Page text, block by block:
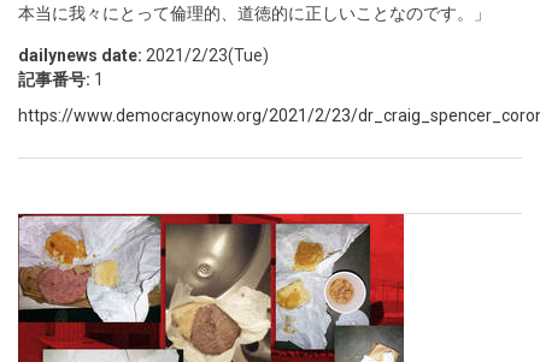
本当に我々にとって倫理的、道徳的に正しいことなのです。」
dailynews date: 2021/2/23(Tue)
記事番号: 1
https://www.democracynow.org/2021/2/23/